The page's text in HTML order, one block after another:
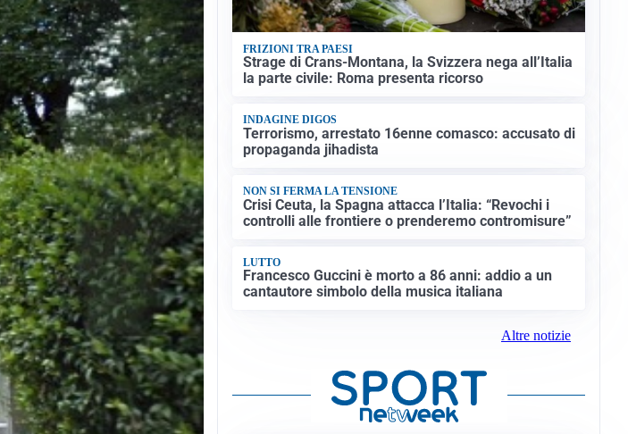
FRIZIONI TRA PAESI
Strage di Crans-Montana, la Svizzera nega all’Italia
la parte civile: Roma presenta ricorso
INDAGINE DIGOS
Terrorismo, arrestato 16enne comasco: accusato di
propaganda jihadista
NON SI FERMA LA TENSIONE
Crisi Ceuta, la Spagna attacca l’Italia: “Revochi i
controlli alle frontiere o prenderemo contromisure”
LUTTO
Francesco Guccini è morto a 86 anni: addio a un
cantautore simbolo della musica italiana
Altre notizie